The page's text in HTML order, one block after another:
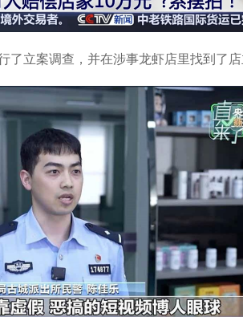
了立案调查，并在涉事龙虾店里找到了